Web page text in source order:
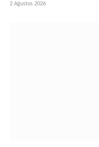
2 Ağustos 2026